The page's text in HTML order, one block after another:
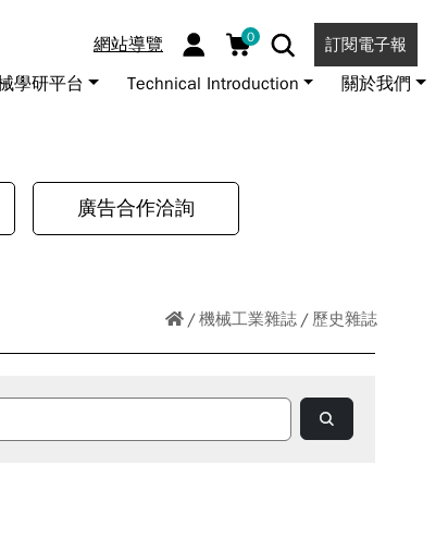
網站導覽 0 訂閱電子報
學研平台 Technical Introduction 關於我們
廣告合作洽詢
機械工業雜誌 歷史雜誌